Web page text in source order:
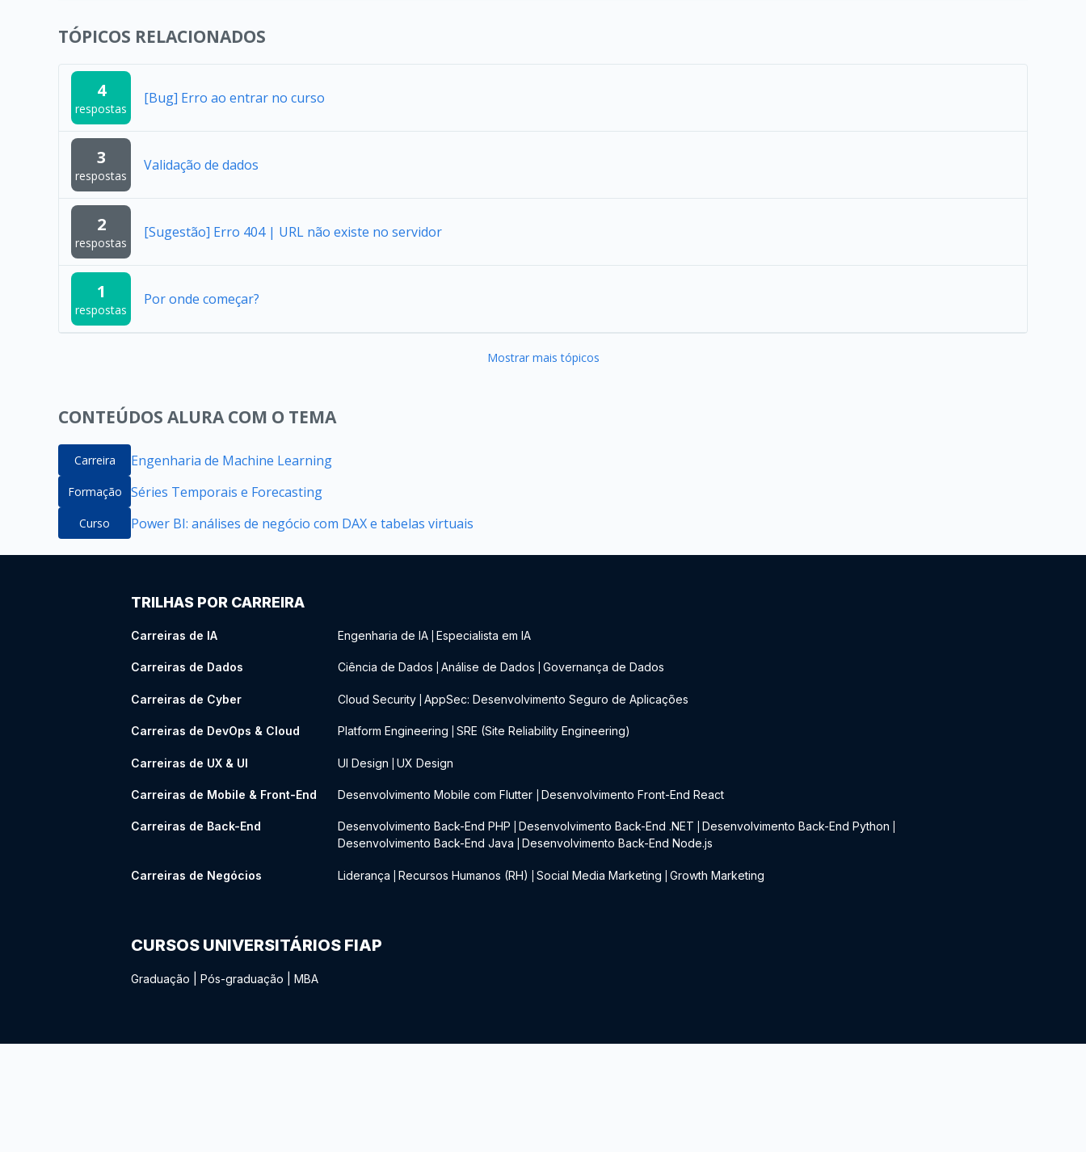
TÓPICOS RELACIONADOS
4
respostas
[Bug] Erro ao entrar no curso
3
respostas
Validação de dados
2
respostas
[Sugestão] Erro 404 | URL não existe no servidor
1
respostas
Por onde começar?
Mostrar mais tópicos
CONTEÚDOS ALURA COM O TEMA
Carreira Engenharia de Machine Learning
Formação Séries Temporais e Forecasting
Curso Power BI: análises de negócio com DAX e tabelas virtuais
TRILHAS POR CARREIRA
Carreiras de IA Engenharia de IA Especialista em IA
Carreiras de Dados Ciência de Dados Análise de Dados Governança de Dados
Carreiras de Cyber Cloud Security AppSec: Desenvolvimento Seguro de Aplicações
Carreiras de DevOps & Cloud Platform Engineering SRE (Site Reliability Engineering)
Carreiras de UX & UI UI Design UX Design
Carreiras de Mobile & Front-End Desenvolvimento Mobile com Flutter Desenvolvimento Front-End React
Carreiras de Back-End Desenvolvimento Back-End PHP Desenvolvimento Back-End .NET Desenvolvimento Back-End Python
Desenvolvimento Back-End Java Desenvolvimento Back-End Node.js
Carreiras de Negócios Liderança Recursos Humanos (RH) Social Media Marketing Growth Marketing
CURSOS UNIVERSITÁRIOS FIAP
Graduação Pós-graduação MBA